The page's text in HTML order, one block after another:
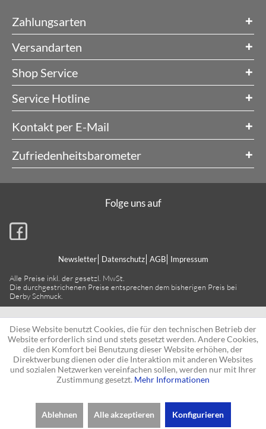
Zahlungsarten
Versandarten
Shop Service
Service Hotline
Kontakt per E-Mail
Zufriedenheitsbarometer
Newsletter Datenschutz AGB Impressum
Alle Preise inkl. der gesetzl. MwSt.
Die durchgestrichenen Preise entsprechen dem bisherigen Preis bei
Derby Schmuck.
Folge uns auf
Diese Website benutzt Cookies, die für den technischen Betrieb der
Website erforderlich sind und stets gesetzt werden. Andere Cookies,
die den Komfort bei Benutzung dieser Website erhöhen, der
Direktwerbung dienen oder die Interaktion mit anderen Websites
und sozialen Netzwerken vereinfachen sollen, werden nur mit Ihrer
Zustimmung gesetzt. Mehr Informationen
Ablehnen Alle akzeptieren Konfigurieren